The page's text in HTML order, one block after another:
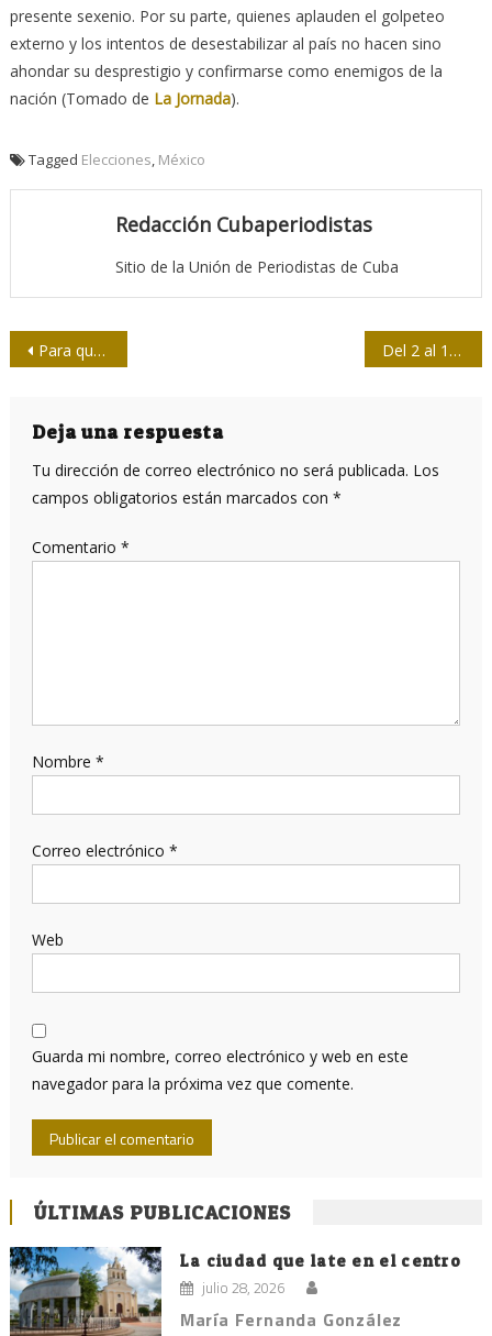
presente sexenio. Por su parte, quienes aplauden el golpeteo
externo y los intentos de desestabilizar al país no hacen sino
ahondar su desprestigio y confirmarse como enemigos de la
nación (Tomado de La Jornada).
Tagged Elecciones México
Redacción Cubaperiodistas
Sitio de la Unión de Periodistas de Cuba
Navegación
entradas
Para que las generaciones futuras conozcan al Fidel que retratamos Del 2 al 13 de octubre: Festival de Cine Francés
Deja una respuesta
Tu dirección de correo electrónico no será publicada. Los
campos obligatorios están marcados con *
Comentario *
Nombre *
Correo electrónico *
Web
Guarda mi nombre, correo electrónico y web en este
navegador para la próxima vez que comente.
ÚLTIMAS PUBLICACIONES
La ciudad que late en el centro
julio 28, 2026
María Fernanda González